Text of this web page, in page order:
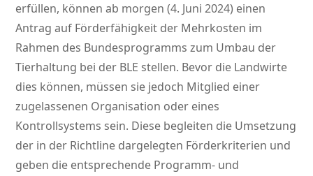
erfüllen, können ab morgen (4. Juni 2024) einen
Antrag auf Förderfähigkeit der Mehrkosten im
Rahmen des Bundesprogramms zum Umbau der
Tierhaltung bei der BLE stellen. Bevor die Landwirte
dies können, müssen sie jedoch Mitglied einer
zugelassenen Organisation oder eines
Kontrollsystems sein. Diese begleiten die Umsetzung
der in der Richtline dargelegten Förderkriterien und
geben die entsprechende Programm- und